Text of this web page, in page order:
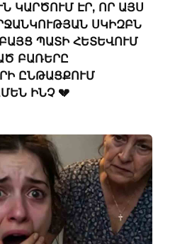
ԿԱՐԾՈՒՄ ԷՐ, ՈՐ ԱՅՍ
ՍԿԻԶԲՆ
ՊԱՏԻ ՀԵՏԵՎՈՒՄ
ԲԱՌԵՐԸ
ԸՆԹԱՑՔՈՒՄ
ԻՆՉ 💔